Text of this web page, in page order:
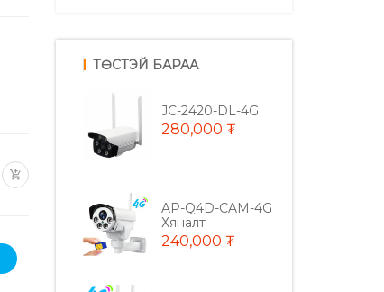
ТӨСТЭЙ БАРАА
JC-2420-DL-4G
280,000 ₮
AP-Q4D-CAM-4G
Хяналт
240,000 ₮